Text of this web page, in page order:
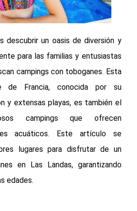
descubrir un oasis de diversión y
para las familias y entusiastas
campings con toboganes. Esta
de Francia, conocida por su
y extensas playas, es también el
campings que ofrecen
acuáticos. Este artículo se
lugares para disfrutar de un
en Las Landas, garantizando
edades.